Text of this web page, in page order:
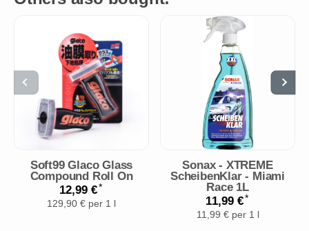
Soft99 Glaco Glass
Compound Roll On
12,99 €*
129,90 € per 1 l
Sonax - XTREME
ScheibenKlar - Miami
Race 1L
11,99 €*
11,99 € per 1 l